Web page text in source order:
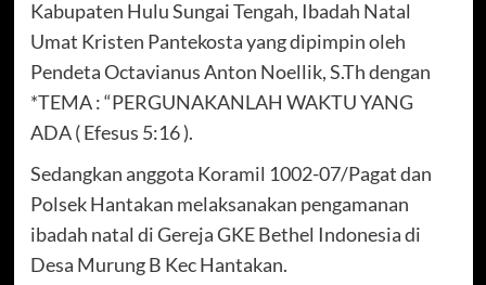
Kabupaten Hulu Sungai Tengah, Ibadah Natal
Umat Kristen Pantekosta yang dipimpin oleh
Pendeta Octavianus Anton Noellik, S.Th dengan
*TEMA : “PERGUNAKANLAH WAKTU YANG
ADA ( Efesus 5:16 ).
Sedangkan anggota Koramil 1002-07/Pagat dan
Polsek Hantakan melaksanakan pengamanan
ibadah natal di Gereja GKE Bethel Indonesia di
Desa Murung B Kec Hantakan.